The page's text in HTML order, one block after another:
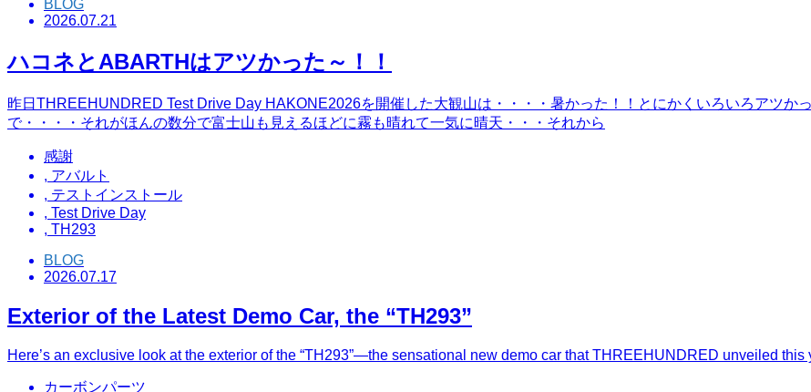
BLOG
2026.07.21
ハコネとABARTHはアツかった～！！
昨日THREEHUNDRED Test Drive Day HAKONE2026を開催した大観山は・・・・暑かった！！とにかくいろいろアツか
で・・・・それがほんの数分で富士山も見えるほどに霧も晴れて一気に晴天・・・それから
感謝
, アバルト
, テストインストール
, Test Drive Day
, TH293
BLOG
2026.07.17
Exterior of the Latest Demo Car, the “TH293”
Here’s an exclusive look at the exterior of the “TH293”—the sensational new demo car that THREEHUNDRED unveiled
カーボンパーツ